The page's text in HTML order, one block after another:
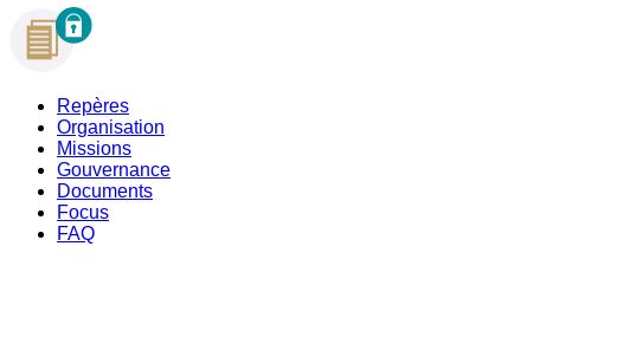
Repères
Organisation
Missions
Gouvernance
Documents
Focus
FAQ